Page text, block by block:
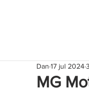
MG
Dan 17 jul 2024